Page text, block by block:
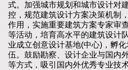
式。加强城市规划和城市设计对
控，规范建筑设计方案决策机制
作用，实施重要建筑方案专家审
等活动，培育高水平的建筑设计
业成立创意设计基地(中心)，孵
伍。鼓励勘察、设计企业与国内
等方式，吸引国内外优秀专业技